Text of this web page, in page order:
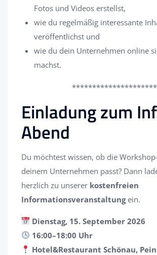
Fotos und Videos erstellst,
wie du regelmäßig interessante
veröffentlichst und
wie du dein Unternehmen online
machst.
Einladung zum
Abend
Du möchtest wissen, ob die
deinem Unternehmen passt? Dann
herzlich zu unserer kostenfreien
Informationsveranstaltungein.
Dienstag, 15. September 2026
16:00–18:00 Uhr
Hotel&Restaurant Schönau,